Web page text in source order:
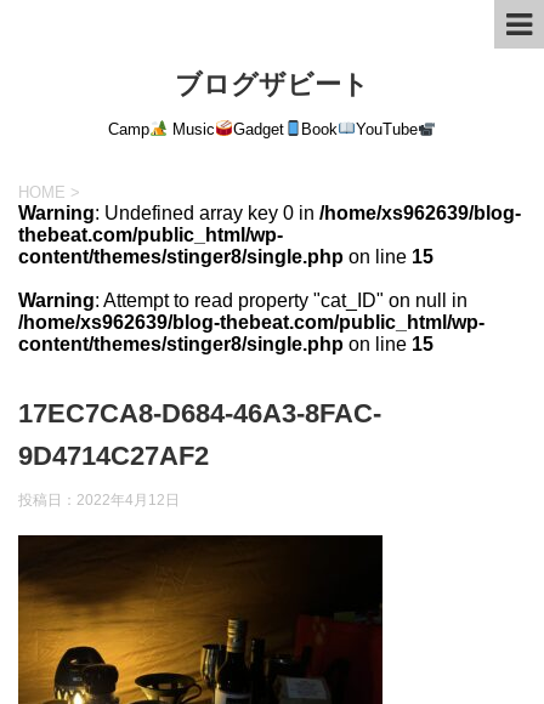
ブログザビート
Camp Music Gadget Book YouTube
HOME >
Warning: Undefined array key 0 in /home/xs962639/blog-
thebeat.com/public_html/wp-
content/themes/stinger8/single.php on line 15
Warning: Attempt to read property "cat_ID" on null in
/home/xs962639/blog-thebeat.com/public_html/wp-
content/themes/stinger8/single.php on line 15
17EC7CA8-D684-46A3-8FAC-
9D4714C27AF2
投稿日： 2022年4月12日